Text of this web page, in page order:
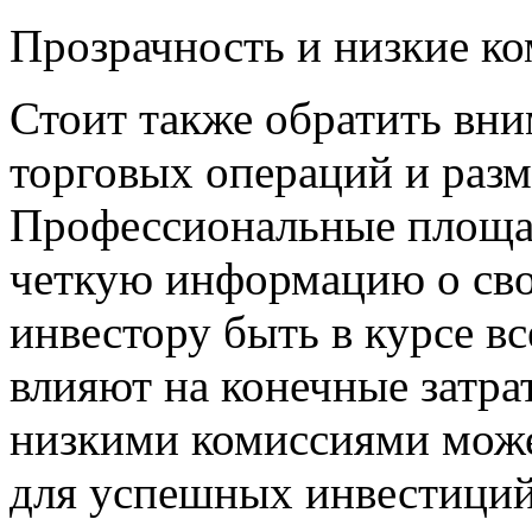
Прозрачность и низкие
Стоит также обратить
торговых операций и
Профессиональные
четкую информацию о
инвестору быть в курсе
влияют на конечные
низкими комиссиями
для успешных